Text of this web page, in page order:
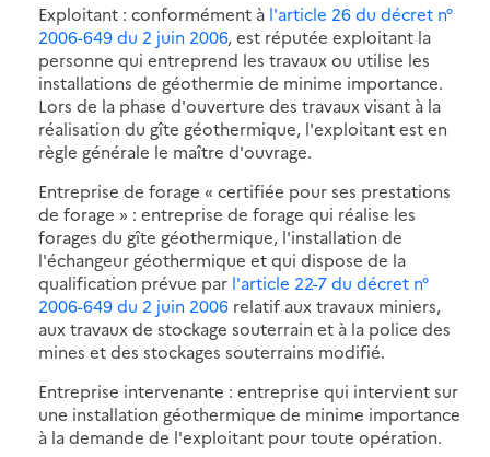
Exploitant : conformément à l'article 26 du décret n°
2006-649 du 2 juin 2006, est réputée exploitant la
personne qui entreprend les travaux ou utilise les
installations de géothermie de minime importance.
Lors de la phase d'ouverture des travaux visant à la
réalisation du gîte géothermique, l'exploitant est en
règle générale le maître d'ouvrage.
Entreprise de forage « certifiée pour ses prestations
de forage » : entreprise de forage qui réalise les
forages du gîte géothermique, l'installation de
l'échangeur géothermique et qui dispose de la
qualification prévue par l'article 22-7 du décret n°
2006-649 du 2 juin 2006 relatif aux travaux miniers,
aux travaux de stockage souterrain et à la police des
mines et des stockages souterrains modifié.
Entreprise intervenante : entreprise qui intervient sur
une installation géothermique de minime importance
à la demande de l'exploitant pour toute opération.